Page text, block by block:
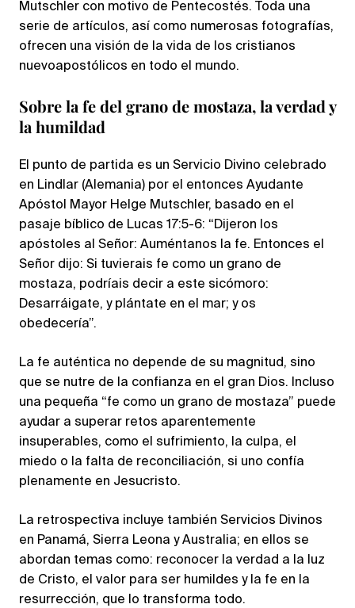
Mutschler con motivo de Pentecostés. Toda una
serie de artículos, así como numerosas fotografías,
ofrecen una visión de la vida de los cristianos
nuevoapostólicos en todo el mundo.
Sobre la fe del grano de mostaza, la verdad y
la humildad
El punto de partida es un Servicio Divino celebrado
en Lindlar (Alemania) por el entonces Ayudante
Apóstol Mayor Helge Mutschler, basado en el
pasaje bíblico de Lucas 17:5-6: “Dijeron los
apóstoles al Señor: Auméntanos la fe. Entonces el
Señor dijo: Si tuvierais fe como un grano de
mostaza, podríais decir a este sicómoro:
Desarráigate, y plántate en el mar; y os
obedecería”.
La fe auténtica no depende de su magnitud, sino
que se nutre de la confianza en el gran Dios. Incluso
una pequeña “fe como un grano de mostaza” puede
ayudar a superar retos aparentemente
insuperables, como el sufrimiento, la culpa, el
miedo o la falta de reconciliación, si uno confía
plenamente en Jesucristo.
La retrospectiva incluye también Servicios Divinos
en Panamá, Sierra Leona y Australia; en ellos se
abordan temas como: reconocer la verdad a la luz
de Cristo, el valor para ser humildes y la fe en la
resurrección, que lo transforma todo.